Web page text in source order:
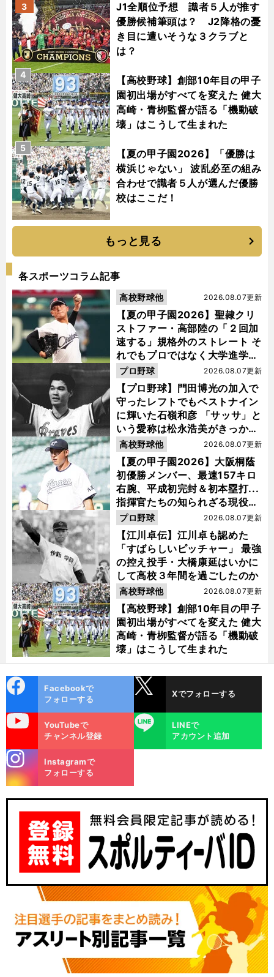
J1全順位予想 識者５人が推す
優勝候補筆頭は？ J2降格の憂
き目に遭いそうな３クラブと
は？
3
【高校野球】創部10年目の甲子
園初出場がすべてを変えた 健大
高崎・青栁監督が語る「機動破
壊」はこうして生まれた
4
【夏の甲子園2026】「優勝は
横浜じゃない」 波乱必至の組み
合わせで識者５人が選んだ優勝
校はここだ！
5
もっと見る
各スポーツコラム記事
【夏の甲子園2026】聖隷クリ
ストファー・高部陸の「２回加
速する」規格外のストレート そ
れでもプロではなく大学進学を
選ぶ理由
2026.08.07更新
高校野球他
【プロ野球】門田博光の加入で
守ったレフトでもベストナイン
に輝いた石嶺和彦 「サッサ」と
いう愛称は松永浩美がきっか
け？
2026.08.07更新
プロ野球
【夏の甲子園2026】大阪桐蔭
初優勝メンバー、最速157キロ
右腕、平成初完封＆初本塁打...
指揮官たちの知られざる現役時
代
2026.08.07更新
高校野球他
【江川卓伝】江川卓も認めた
「すばらしいピッチャー」 最強
の控え投手・大橋康延はいかに
して高校３年間を過ごしたのか
2026.08.07更新
プロ野球
【高校野球】創部10年目の甲子
園初出場がすべてを変えた 健大
高崎・青栁監督が語る「機動破
壊」はこうして生まれた
2026.08.07更新
高校野球他
ok
Facebookで
フォローする
Xでフォローする
YouTubeで
チャンネル登録
LINE
LINEで
アカウント追加
m
Instagramで
フォローする